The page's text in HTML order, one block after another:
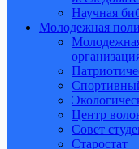
Научная
Молодежная
Центр
Совет
Старостат